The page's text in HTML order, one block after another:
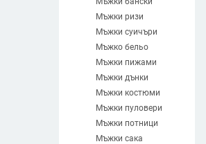
Мъжки ризи
Мъжки суичъри
Мъжко бельо
Мъжки пижами
Мъжки дънки
Мъжки костюми
Мъжки пуловери
Мъжки потници
Мъжки сака